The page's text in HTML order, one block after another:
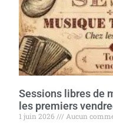
Sessions libres de
les premiers
1 juin 2026
Aucun